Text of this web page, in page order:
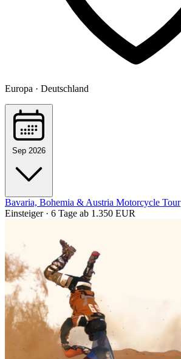
Europa · Deutschland
Sep 2026
Bavaria, Bohemia & Austria Motorcycle Tour
Einsteiger · 6 Tage ab 1.350 EUR